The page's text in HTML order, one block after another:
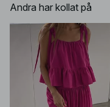
Andra har kollat på